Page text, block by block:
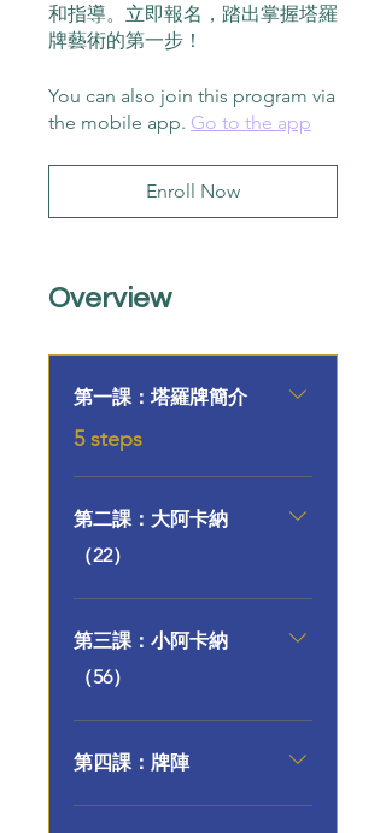
和指導。立即報名，踏出掌握塔羅
牌藝術的第一步！
You can also join this program via
the mobile app. Go to the app
Enroll Now
Overview
第一課：塔羅牌簡介
.5 steps
第二課：大阿卡納
（22）
第三課：小阿卡納
（56）
第四課：牌陣